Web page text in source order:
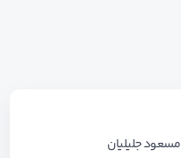
جلیلیان